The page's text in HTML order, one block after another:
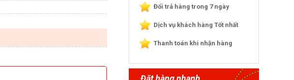
Đổi trả hàng trong 7 ngày
Dịch vụ khách hàng Tốt nhất
Thanh toán khi nhận hàng